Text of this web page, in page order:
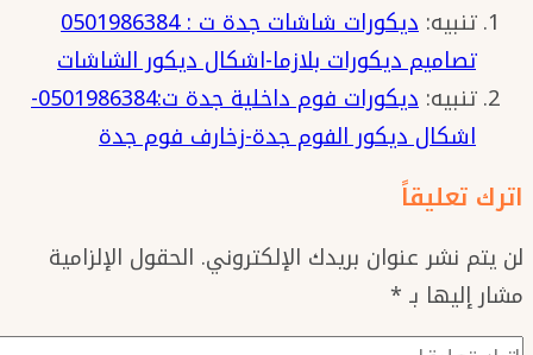
تنبيه:
ديكورات شاشات جدة ت : 0501986384
تصاميم ديكورات بلازما-اشكال ديكور الشاشات
تنبيه:
ديكورات فوم داخلية جدة ت:0501986384-
اشكال ديكور الفوم جدة-زخارف فوم جدة
اترك تعليقاً
لن يتم نشر عنوان بريدك الإلكتروني. الحقول الإلزامية
مشار إليها بـ *